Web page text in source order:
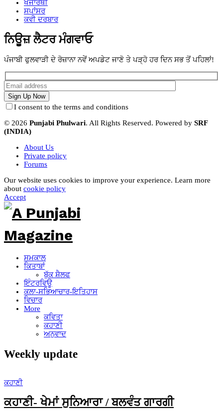
ਖੋਜਾਰਥੀ
ਸਪਾਂਸਰ
ਕਵੀ ਦਰਬਾਰ
ਨਿਊਜ਼ ਲੈਟਰ ਮੰਗਵਾਓ
ਪੰਜਾਬੀ ਫੁਲਵਾੜੀ ਦੇ ਰੋਜ਼ਾਨਾ ਨਵੇਂ ਅਪਡੇਟ ਜਾਣੋ ਤੇ ਪੜ੍ਹੋ ਹਰ ਦਿਨ ਸਭ ਤੋਂ ਪਹਿਲਾਂ!
I consent to the terms and conditions
© 2026 Punjabi Phulwari. All Rights Reserved. Powered by SRF
(INDIA)
About Us
Private policy
Forums
Our website uses cookies to improve your experience. Learn more
about cookie policy
Accept
ਸਮਕਾਲ
ਕਿਤਾਬਾਂ
ਬੁੱਕ ਸ਼ੈਲਫ
ਇੰਟਰਵਿਊ
ਕਲਾ-ਸਭਿਆਚਾਰ-ਇਤਿਹਾਸ
ਵਿਚਾਰ
More
ਕਵਿਤਾ
ਕਹਾਣੀ
ਅਨੁਵਾਦ
Weekly update
ਕਹਾਣੀ
ਕਹਾਣੀ- ਖੇਮਾਂ ਸੁਨਿਆਰਾ / ਬਲਵੰਤ ਗਾਰਗੀ